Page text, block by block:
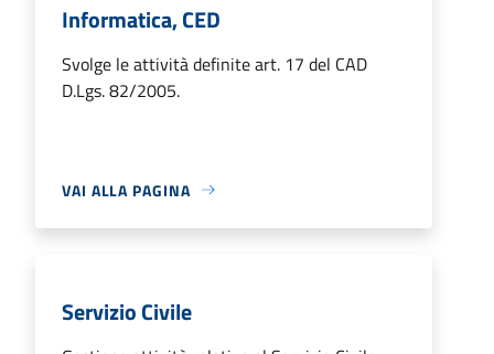
Informatica, CED
Svolge le attività definite art. 17 del CAD
D.Lgs. 82/2005.
VAI ALLA PAGINA
Servizio Civile